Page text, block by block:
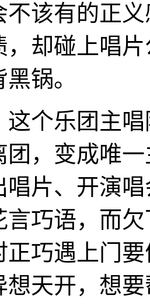
不该有的正
，却碰上唱
锅。
乐团主唱
团，变成唯
唱片、开演
言巧语，而
正巧遇上门
想天开，想